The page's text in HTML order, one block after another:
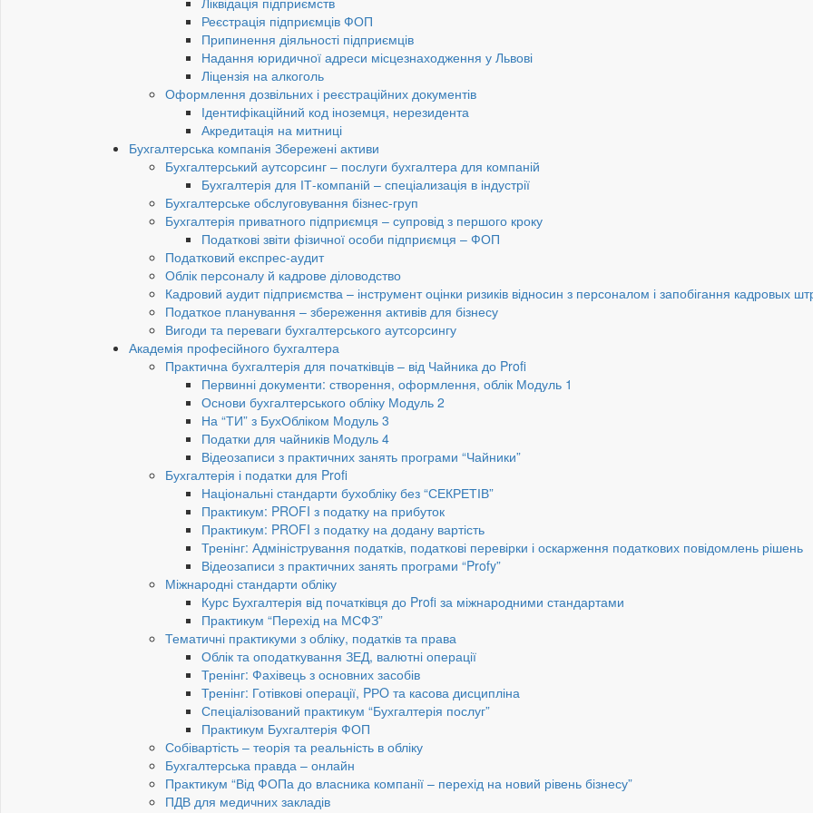
Реєстрація підприємців ФОП
Припинення діяльності підприємців
Надання юридичної адреси місцезнаходження у Львові
Ліцензія на алкоголь
Оформлення дозвільних і реєстраційних документів
Ідентифікаційний код іноземця, нерезидента
Акредитація на митниці
Бухгалтерська компанія Збережені активи
Бухгалтерський аутсорсинг – послуги бухгалтера для компаній
Бухгалтерія для ІТ-компаній – спеціализація в індустрії
Бухгалтерське обслуговування бізнес-груп
Бухгалтерія приватного підприємця – супровід з першого кроку
Податкові звіти фізичної особи підприємця – ФОП
Податковий експрес-аудит
Облік персоналу й кадрове діловодство
Кадровий аудит підприємства – інструмент оцінки ризиків відносин з персоналом і запобігання кадровых
Податкое планування – збереження активів для бізнесу
Вигоди та переваги бухгалтерського аутсорсингу
Академія професійного бухгалтера
Практична бухгалтерія для початківців – від Чайника до Profi
Первинні документи: створення, оформлення, облік Модуль 1
Основи бухгалтерського обліку Модуль 2
На “ТИ” з БухОбліком Модуль 3
Податки для чайників Модуль 4
Відеозаписи з практичних занять програми “Чайники”
Бухгалтерія і податки для Profi
Національні стандарти бухобліку без “СЕКРЕТІВ”
Практикум: PROFI з податку на прибуток
Практикум: PROFI з податку на додану вартість
Тренінг: Адміністрування податків, податкові перевірки і оскарження податкових повідомлень рішень
Відеозаписи з практичних занять програми “Profy”
Міжнародні стандарти обліку
Курс Бухгалтерія від початківця до Profi за міжнародними стандартами
Практикум “Перехід на МСФЗ”
Тематичні практикуми з обліку, податків та права
Облік та оподаткування ЗЕД, валютні операції
Тренінг: Фахівець з основних засобів
Тренінг: Готівкові операції, PРO та касова дисципліна
Спеціалізований практикум “Бухгалтерія послуг”
Практикум Бухгалтерія ФОП
Собівартість – теорія та реальність в обліку
Бухгалтерська правда – онлайн
Практикум “Від ФОПа до власника компанії – перехід на новий рівень бізнесу”
ПДВ для медичних закладів